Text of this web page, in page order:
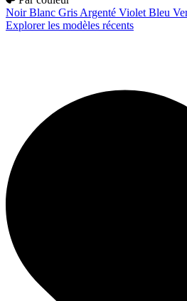
Noir Blanc Gris Argenté Violet Bleu
Explorer les modèles récents